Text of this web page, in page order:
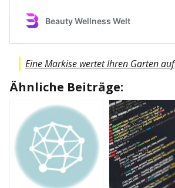
Eine Markise wertet Ihren Garten auf
Ähnliche Beiträge: